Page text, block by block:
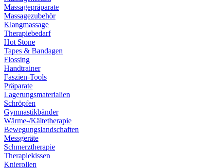
Massagepräparate
Massagezubehör
Klangmassage
Therapiebedarf
Hot Stone
Tapes & Bandagen
Flossing
Handtrainer
Faszien-Tools
Präparate
Lagerungsmaterialien
Schröpfen
Gymnastikbänder
Wärme-/Kältetherapie
Bewegungslandschaften
Messgeräte
Schmerztherapie
Therapiekissen
Knierollen